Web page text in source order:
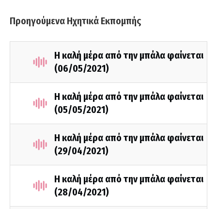
Προηγούμενα Ηχητικά Εκπομπής
Η καλή μέρα από την μπάλα φαίνεται
(06/05/2021)
Η καλή μέρα από την μπάλα φαίνεται
(05/05/2021)
Η καλή μέρα από την μπάλα φαίνεται
(29/04/2021)
Η καλή μέρα από την μπάλα φαίνεται
(28/04/2021)